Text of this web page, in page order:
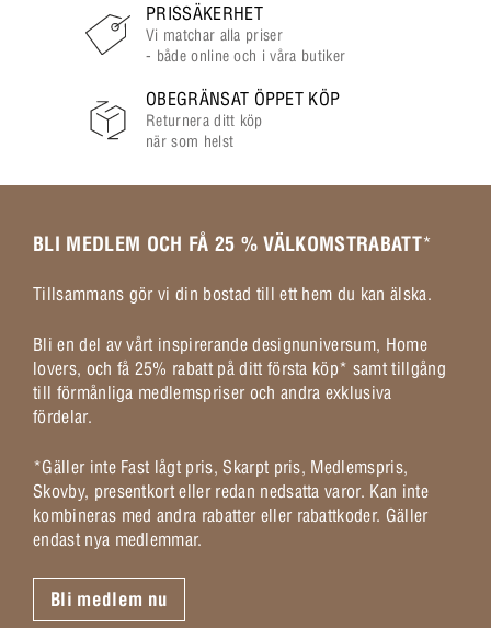
PRISSÄKERHET
Vi matchar alla priser
- både online och i våra butiker
OBEGRÄNSAT ÖPPET KÖP
Returnera ditt köp
när som helst
BLI MEDLEM OCH FÅ 25 % VÄLKOMSTRABATT*
Tillsammans gör vi din bostad till ett hem du kan älska.
Bli en del av vårt inspirerande designuniversum, Home
lovers, och få 25% rabatt på ditt första köp* samt tillgång
till förmånliga medlemspriser och andra exklusiva
fördelar.
*Gäller inte Fast lågt pris, Skarpt pris, Medlemspris,
Skovby, presentkort eller redan nedsatta varor. Kan inte
kombineras med andra rabatter eller rabattkoder. Gäller
endast nya medlemmar.
Bli medlem nu